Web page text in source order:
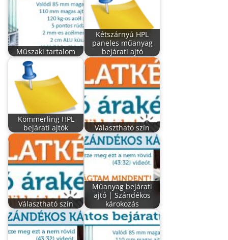
Műszaki tartalom
Kétszárnyú HPL
paneles műanyag
bejárati ajtó
Kömmerling HPL
bejárati ajtók
Választható szín
Választható szín
Műanyag bejárati
ajtó | Szándékos
károkozás